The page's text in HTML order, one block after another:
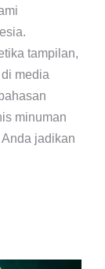
tampilan,
media
minuman
jadikan